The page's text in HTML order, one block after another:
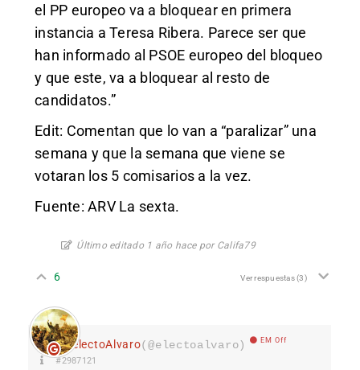
el PP europeo va a bloquear en primera
instancia a Teresa Ribera. Parece ser que
han informado al PSOE europeo del bloqueo
y que este, va a bloquear al resto de
candidatos.”
Edit: Comentan que lo van a “paralizar” una
semana y que la semana que viene se
votaran los 5 comisarios a la vez.
Fuente: ARV La sexta.
Último editado 1 año hace por Califa79
6 Ver respuestas(3)
electoAlvaro(@electoalvaro) EM Off
#2987121